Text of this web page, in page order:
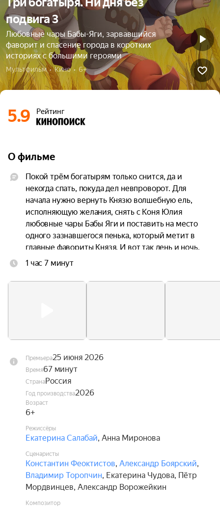
подвига 3
Любовные чары Бабы-Яги, зарвавшийся
фаворит и спасение города в коротких
историях с большими героями
Мультфильм  •  Кино  •  6+
5.9 Рейтинг
О фильме
Покой трём богатырям только снится, да и
некогда спать, покуда дел невпроворот. Для
начала нужно вернуть Князю волшебную ель,
исполняющую желания, снять с Коня Юлия
любовные чары Бабы Яги и поставить на место
одного зазнавшегося пенька, который метит в
главные фавориты Князя. И вот так день и ночь,
без отдыха и сна несут они на своих плечах
самом прямом смысле. Главное, чтобы не
1 час 7 минут
Премьера25 июня 2026
Время67 минут
СтранаРоссия
Год производства2026
Возраст
6+
Режиссёры
Екатерина Салабай, Анна Миронова
Сценаристы
Константин Феоктистов, Александр Боярский,
Владимир Торопчин, Екатерина Чудова, Пётр
Мордвинцев, Александр Ворожейкин
Композитор